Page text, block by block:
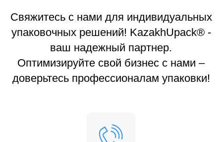
Свяжитесь с нами для индивидуальных
упаковочных решений! KazakhUpack® -
ваш надежный партнер.
Оптимизируйте свой бизнес с нами –
доверьтесь профессионалам упаковки!